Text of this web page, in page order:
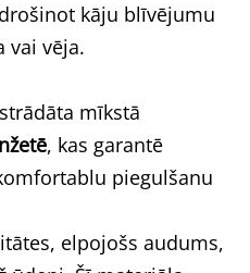
kāju blīvējumu
vai vēja.
mīkstā
, kas garantē
piegulšanu
elpojošs audums,